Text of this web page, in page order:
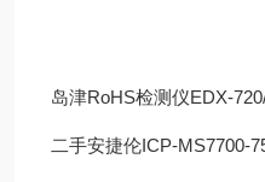
岛津RoHS检测仪EDX-
二手安捷伦ICP-MS7700-